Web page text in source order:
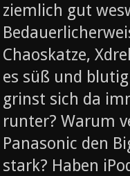
ziemlich gut
Chaoskatze,
es süß und
grinst sich da
runter? Warum
Panasonic den
stark? Haben